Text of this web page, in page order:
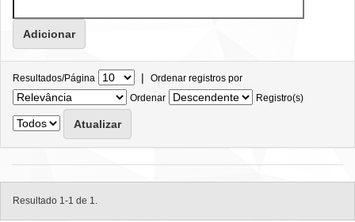
Resultados/Página | Ordenar registros por
Ordenar
Registro(s)
Resultado 1-1 de 1.